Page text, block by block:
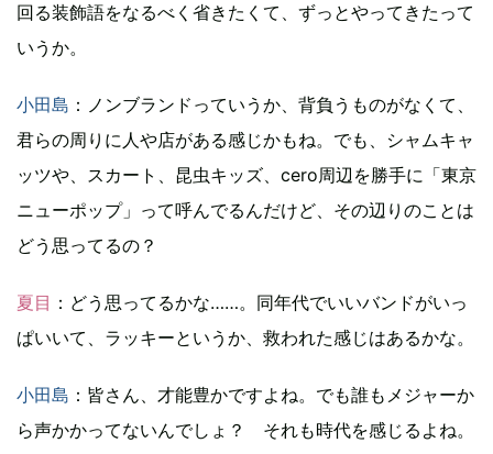
回る装飾語をなるべく省きたくて、ずっとやってきたって
いうか。
小田島 ：ノンブランドっていうか、背負うものがなくて、
君らの周りに人や店がある感じかもね。でも、シャムキャ
ッツや、スカート、昆虫キッズ、cero周辺を勝手に「東京
ニューポップ」って呼んでるんだけど、その辺りのことは
どう思ってるの？
夏目 ：どう思ってるかな……。同年代でいいバンドがいっ
ぱいいて、ラッキーというか、救われた感じはあるかな。
小田島 ：皆さん、才能豊かですよね。でも誰もメジャーか
ら声かかってないんでしょ？ それも時代を感じるよね。